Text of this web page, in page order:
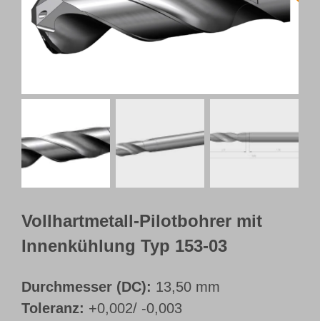
Webshop
Vollhartmetall-Pilotbohrer mit
Innenkühlung Typ 153-03
Durchmesser (DC): 13,50 mm
Toleranz: +0,002/ -0,003